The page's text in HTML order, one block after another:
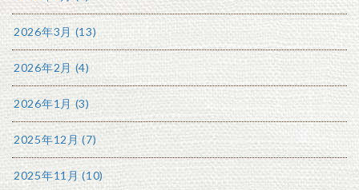
2026年3月 (13)
2026年2月 (4)
2026年1月 (3)
2025年12月 (7)
2025年11月 (10)